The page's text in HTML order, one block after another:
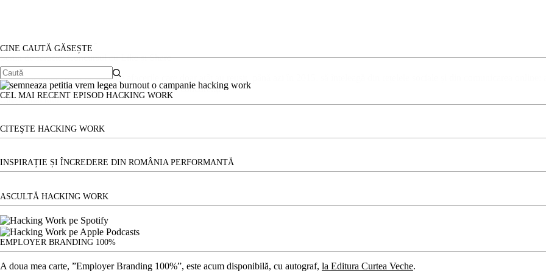
17 decembrie 2015
Semn de sărăcie: Concursul cu Like și Share
Știu, sunt multe, mult prea multe afacerile care doar atât au reușit, până azi în 2015, să înțeleagă din rețelele sociale și din comunicarea online:
extragere random a acelor pierde-vară deveniți concurenți…
Citește mai mult
Semn
sărăcie:
Concursul
și
CINE CAUTĂ GĂSEȘTE
Niciun
rezultat
CEL MAI RECENT EPISOD HACKING WORK
CITEŞTE HACKING WORK
INSPIRAȚIE ȘI ÎNCREDERE DIN ROMÂNIA PERFORMANTĂ
ASCULTĂ HACKING WORK
EMPLOYER BRANDING 100%
A doua mea carte, ”Employer Branding 100%”, este acum disponibilă, cu autograf, la Editura Curtea Veche.